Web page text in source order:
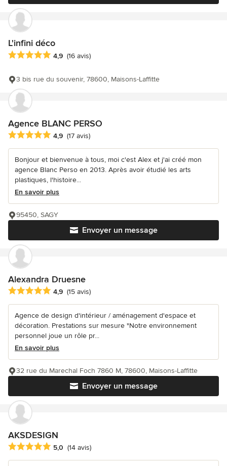
L'infini déco
Note moyenne : 4.9 étoiles sur 5
4,9 (16 avis)
3 bis rue du souvenir, 78600, Maisons-Laffitte
Agence BLANC PERSO
Note moyenne : 4.9 étoiles sur 5
4,9 (17 avis)
Bonjour et bienvenue à tous, moi c'est Alex et j'ai créé mon
agence Blanc Perso en 2013. Après avoir étudié les arts
plastiques, l'histoire...
En savoir plus
Envoyer un message
95450, SAGY
Alexandra Druesne
Note moyenne : 4.9 étoiles sur 5
4,9 (15 avis)
Agence de design d'intérieur / aménagement d'espace et
décoration. Prestations sur mesure "Notre environnement
personnel joue un rôle pr...
En savoir plus
Envoyer un message
32 rue du Marechal Foch 7860 M, 78600, Maisons-Laffitte
AKSDESIGN
Note moyenne : 5 étoiles sur 5
5,0 (14 avis)